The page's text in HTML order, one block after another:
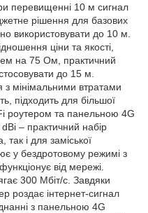
перевищенні 10 м сигнал
рішення для базових
використовувати до 10 м.
ціни та якості,
на 75 Ом, практичний
до 15 м.
з мінімальними втратами
підходить для більшої
роутером та панельною 4G
– практичний набір
так і для заміської
у бездротовому режимі з
від мережі.
300 Мбіт/с. Завдяки
роздає інтернет-сигнал
з панельною 4G